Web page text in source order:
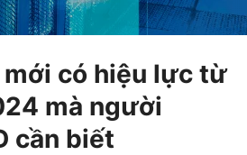
mới có hiệu lực từ
mà người
cần biết